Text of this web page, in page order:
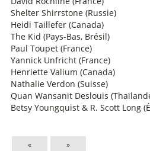
Shelter Shirrstone (Russie)
Heidi Taillefer (Canada)
The Kid (Pays-Bas, Brésil)
Paul Toupet (France)
Yannick Unfricht (France)
Henriette Valium (Canada)
Nathalie Verdon (Suisse)
Quan Wansanit Deslouis
Betsy Youngquist & R. Scott Long
« »